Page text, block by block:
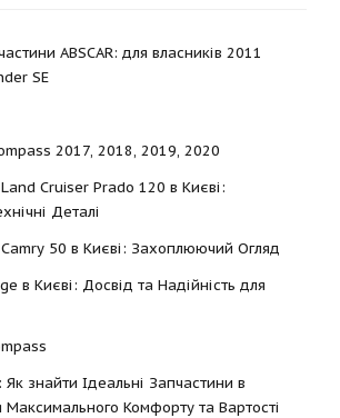
ABSCAR: для власників 2011
SE
2017, 2018, 2019, 2020
Cruiser Prado 120 в Києві:
Деталі
50 в Києві: Захоплюючий Огляд
в Києві: Досвід та Надійність для
знайти Ідеальні Запчастини в
Максимального Комфорту та Вартості